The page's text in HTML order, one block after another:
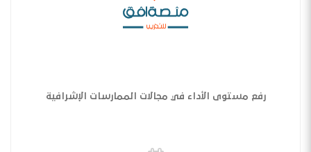
رفع مستوى الأداء في مجالات الممارسات الإشرافية